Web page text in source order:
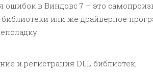
ошибок в Виндовс 7 – это
или же драйверное
и регистрация DLL библиотек;